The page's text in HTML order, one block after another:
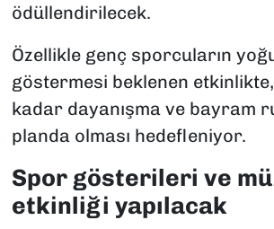
ödüllendirilecek.
Özellikle genç sporcuların
göstermesi beklenen
kadar dayanışma ve bayram
planda olması hedefleniyor.
Spor gösterileri ve
etkinliği yapılacak